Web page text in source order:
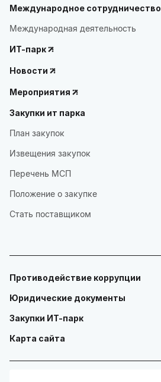
Международное сотрудничество
Международная деятельность
ИТ-парк
Новости
Мероприятия
Закупки ит парка
План закупок
Извещения закупок
Перечень МСП
Положение о закупке
Стать поставщиком
Противодействие коррупции
Юридические документы
Закупки ИТ-парк
Карта сайта